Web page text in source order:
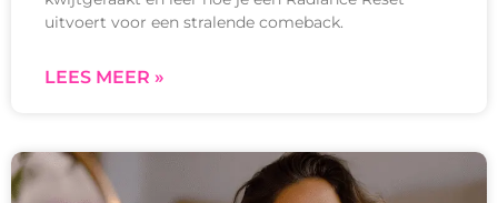
uitvoert voor een stralende comeback.
LEES MEER »